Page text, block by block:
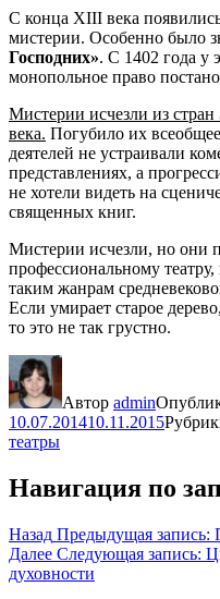
С конца XIII века
мистерии. Особенно было
Господних». С 1402 года у
монопольное право
Мистерии исчезли из
века. Погубило их
деятелей не устраивали
представлениях, а
не хотели видеть на
священных книг.
Мистерии исчезли, но они
профессиональному
таким жанрам
Если умирает старое
то это не так грустно.
Автор admin
10.07.201410.11.2015
театры
Навигация по
Назад Предыдущая запись:
Далее Следующая запись:
духовности